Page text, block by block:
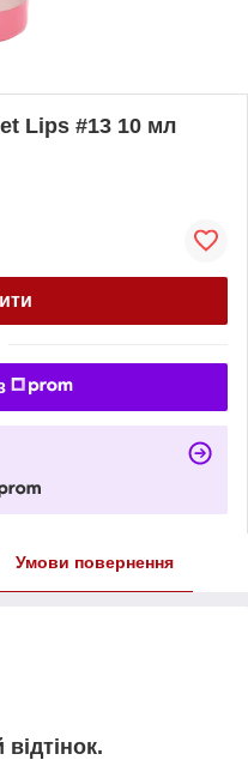
Lips #13 10 мл
Умови повернення